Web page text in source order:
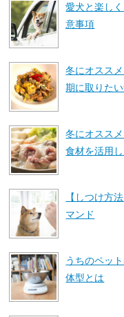
愛犬と楽し
意事項
冬にオスス
期に取りた
冬にオスス
食材を活用し
【しつけ方
マンド
うちのペッ
体型とは